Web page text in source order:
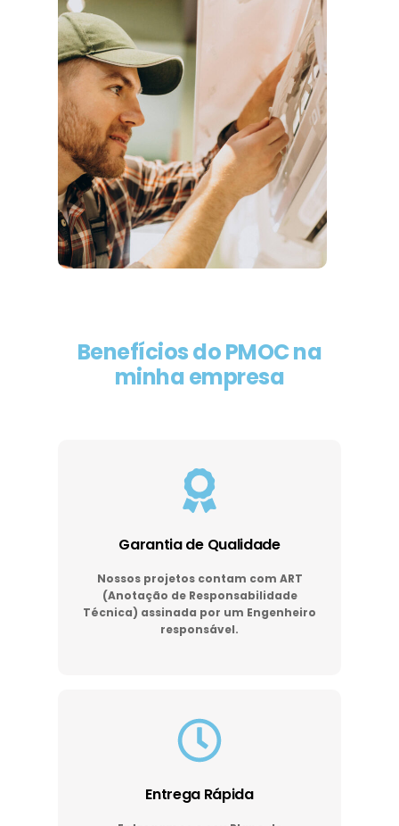
Benefícios do PMOC na
minha empresa
Garantia de Qualidade
Nossos projetos contam com ART
(Anotação de Responsabilidade
Técnica) assinada por um Engenheiro
responsável.
Entrega Rápida